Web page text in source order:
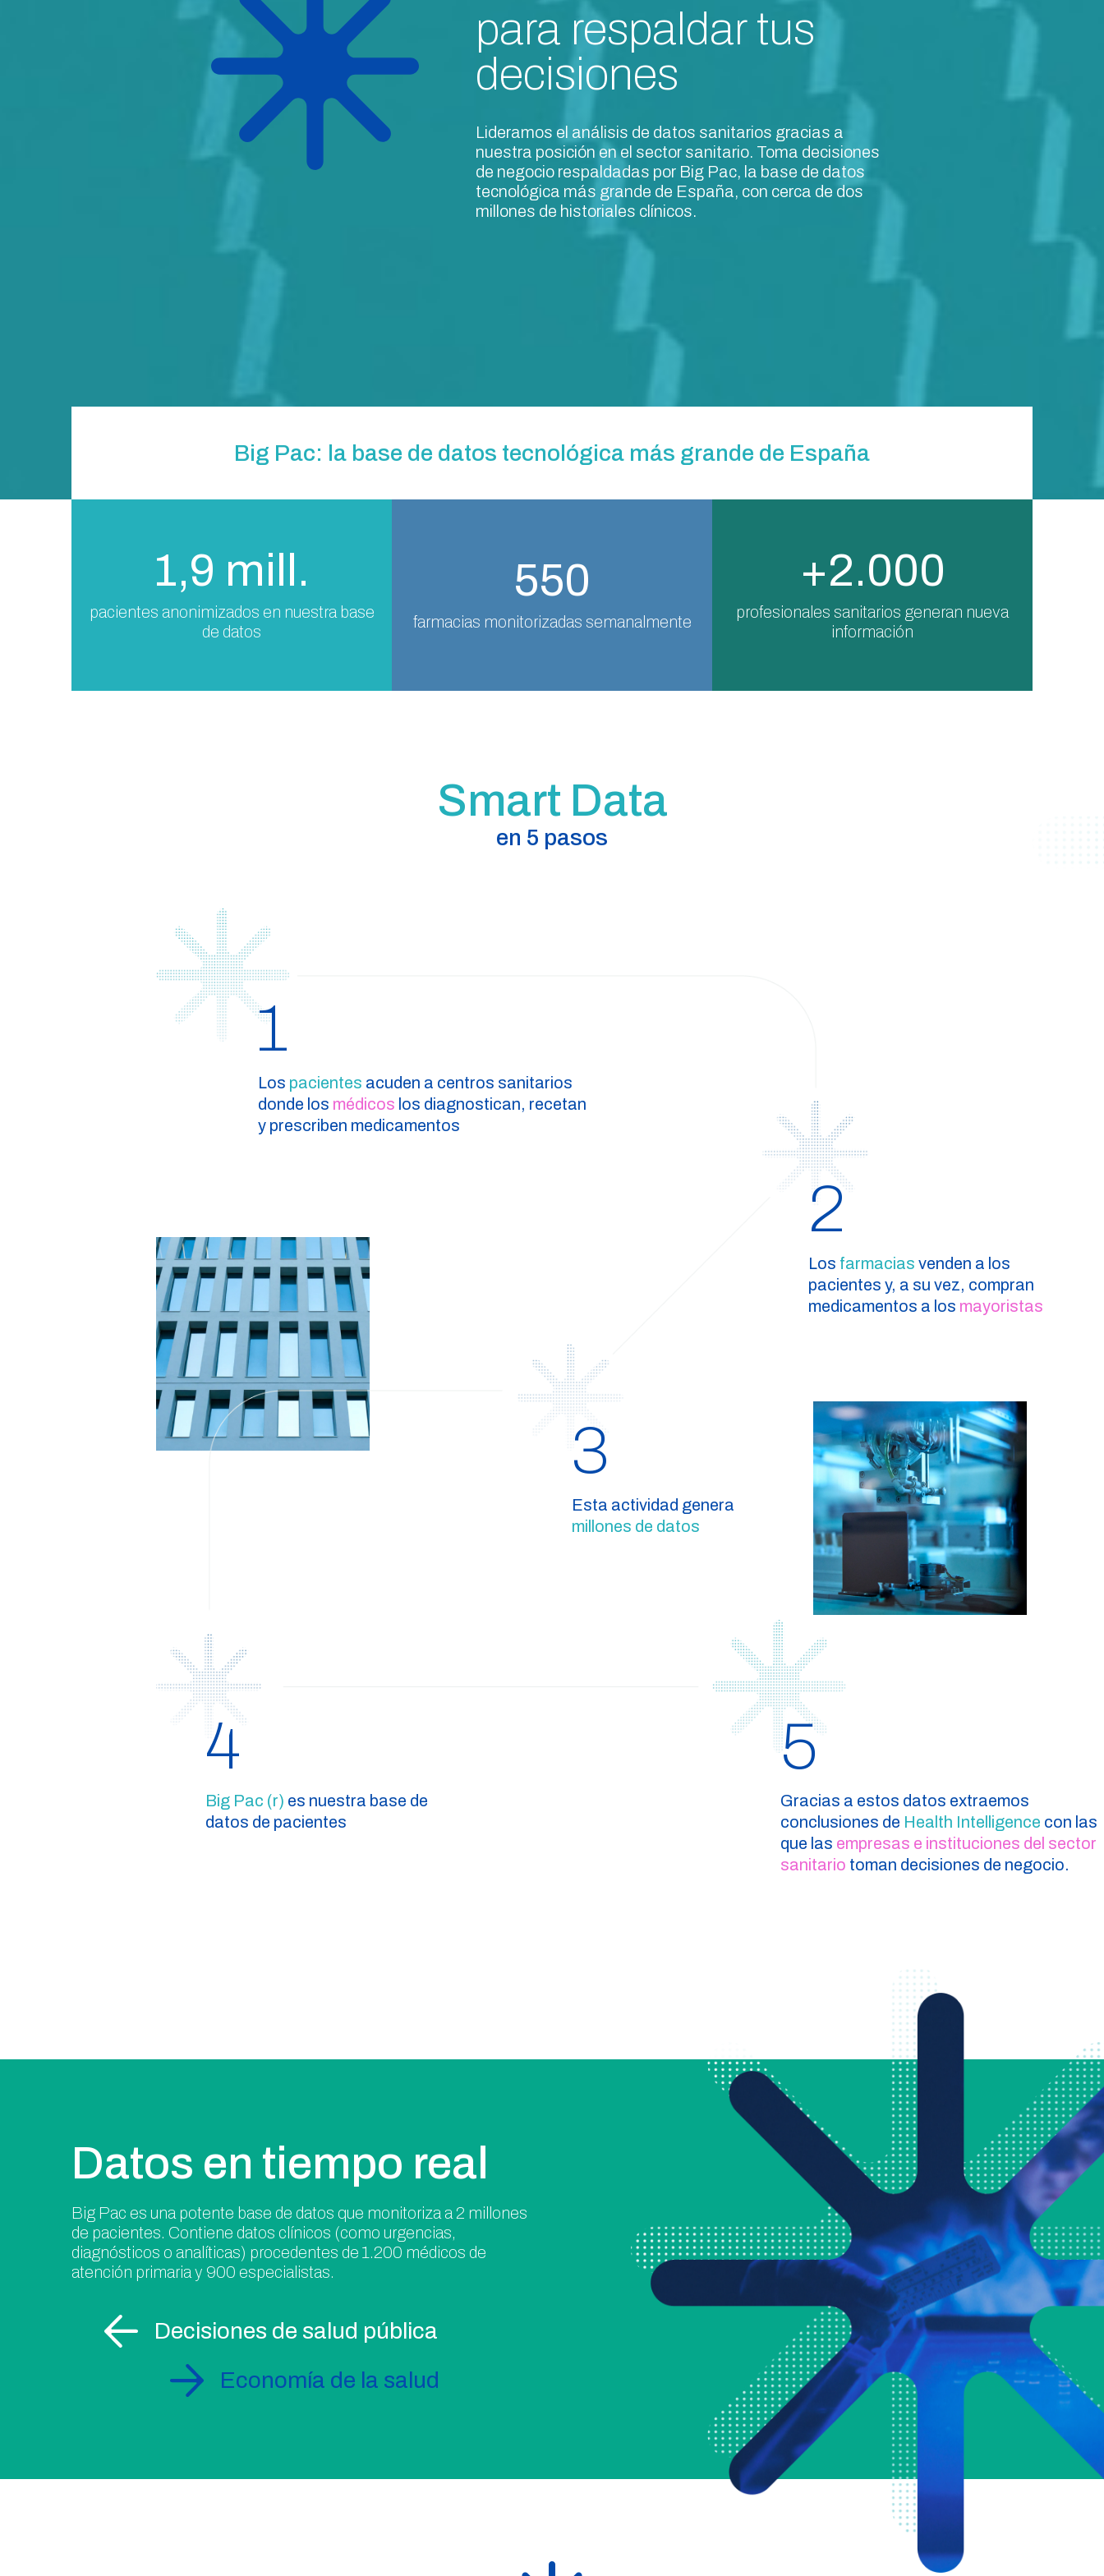
para respaldar tus
decisiones
Lideramos el análisis de datos sanitarios gracias a
nuestra posición en el sector sanitario. Toma decisiones
de negocio respaldadas por Big Pac, la base de datos
tecnológica más grande de España, con cerca de dos
millones de historiales clínicos.
Big Pac: la base de datos tecnológica más grande de España
1,9 mill.
pacientes anonimizados en nuestra base
de datos
550
farmacias monitorizadas semanalmente
+2.000
profesionales sanitarios generan nueva
información
Smart Data
en 5 pasos
1
Los pacientes acuden a centros sanitarios
donde los médicos los diagnostican, recetan
y prescriben medicamentos
2
Los farmacias venden a los
pacientes y, a su vez, compran
medicamentos a los mayoristas
3
Esta actividad genera
millones de datos
4
Big Pac (r) es nuestra base de
datos de pacientes
5
Gracias a estos datos extraemos
conclusiones de Health Intelligence con las
que las empresas e instituciones del sector
sanitario toman decisiones de negocio.
Datos en tiempo real
Big Pac es una potente base de datos que monitoriza a 2 millones
de pacientes. Contiene datos clínicos (como urgencias,
diagnósticos o analíticas) procedentes de 1.200 médicos de
atención primaria y 900 especialistas.
Decisiones de salud pública
Economía de la salud